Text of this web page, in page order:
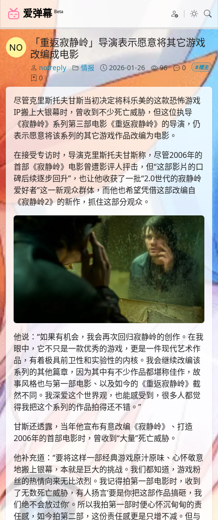
爱弹幕 Beta
「重返寂静岭」导演表示愿意将其它游戏
改编成电影
notreply 情报 2026-01-26 96
0
0
#楼主
尽管克里斯托夫甘斯当初决定将科乐美的这款恐怖游戏
IP搬上大银幕时，曾收到不少死亡威胁，但这位执导
《寂静岭》系列第三部电影《重返寂静岭》的导演，仍
表示愿意将该系列的其它游戏作品改编为电影。
在接受专访时，导演克里斯托夫甘斯称，尽管2006年的
首部《寂静岭》电影曾遭影评人抨击，但“这部影片的口
碑后续逐步回升”，也让他收获了一批“2.0世代的寂静岭
爱好者”这一新观众群体，而他也希望凭借这部改编自
《寂静岭2》的新作，抓住这部分观众。
他说：“如果有机会，我会再次回归寂静岭的创作。在我
眼中，它不只是一款优秀的游戏，更是一件现代艺术作
品，有着极具前卫性和实验性的内核。我会继续改编该
系列的其他篇章，因为其中有不少作品都堪称佳作，故
事风格也与第一部电影、以及如今的《重返寂静岭》截
然不同。我深爱这个世界观，也能感受到，很多人都觉
得我把这个系列的作品拍得还不错。”
甘斯还透露，当年他宣布有意改编《寂静岭》、打造
2006年的首部电影时，曾收到“大量”死亡威胁。
他补充道：“要将这样一部经典游戏原汁原味、心怀敬意
地搬上银幕，本就是巨大的挑战。我们都知道，游戏粉
丝的热情向来无比浓烈。我记得拍第一部电影时，收到
了无数死亡威胁，有人扬言‘要是你把这部作品搞砸，我
们绝不会放过你’。所以我拍第一部时便心怀沉甸甸的责
任感，如今拍第二部，这份责任感更是只增不减。但与